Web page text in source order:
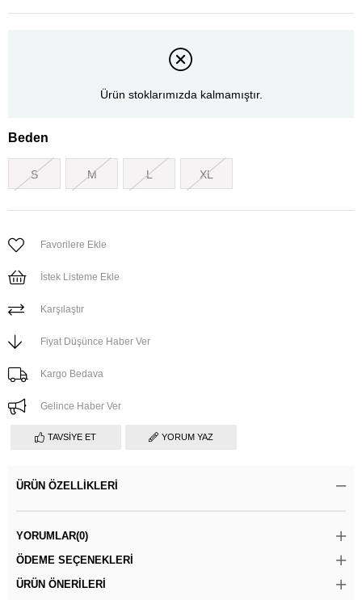
Ürün stoklarımızda kalmamıştır.
Beden
S M L XL
Favorilere Ekle
İstek Listeme Ekle
Karşılaştır
Fiyat Düşünce Haber Ver
Kargo Bedava
Gelince Haber Ver
TAVSIYE ET YORUM YAZ
ÜRÜN ÖZELLIKLERI
YORUMLAR(0)
ÖDEME SEÇENEKLERI
ÜRÜN ÖNERILERI